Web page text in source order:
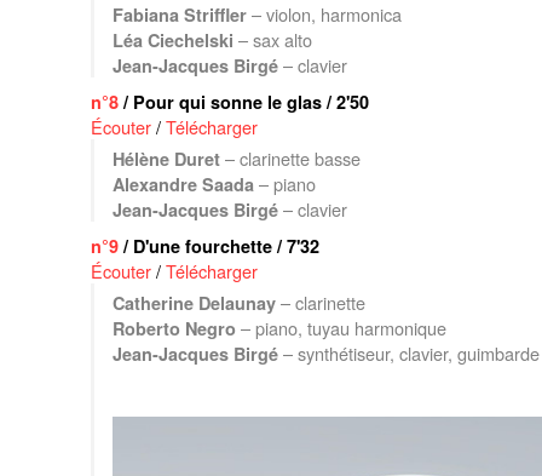
Fabiana Striffler – violon, harmonica
Léa Ciechelski – sax alto
Jean-Jacques Birgé – clavier
n°8 / Pour qui sonne le glas / 2'50
Écouter/Télécharger
Hélène Duret – clarinette basse
Alexandre Saada – piano
Jean-Jacques Birgé – clavier
n°9 / D'une fourchette / 7'32
Écouter/Télécharger
Catherine Delaunay – clarinette
Roberto Negro – piano, tuyau harmonique
Jean-Jacques Birgé – synthétiseur, clavier, guimbarde